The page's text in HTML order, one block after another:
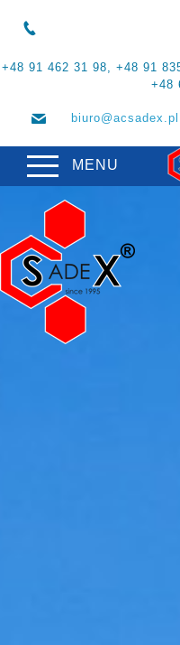
+48 91 462 31 98, +48 91
+48
biuro@acsadex.pl
MENU